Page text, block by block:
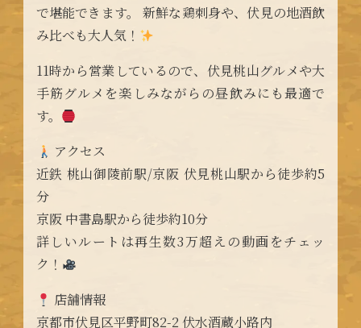
で堪能できます。 新鮮な鶏刺身や、伏見の地酒飲
み比べも大人気！
11時から営業しているので、伏見桃山グルメや大
手筋グルメを楽しみながらの昼飲みにも最適で
す。
アクセス
近鉄 桃山御陵前駅/京阪 伏見桃山駅から徒歩約5
分
京阪 中書島駅から徒歩約10分
詳しいルートは再生数3万超えの動画をチェッ
ク！
店舗情報
京都市伏見区平野町82-2 伏水酒蔵小路内